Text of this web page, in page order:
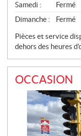
Samedi :
Fermé
Dimanche :
Fermé
Pièces et service
dehors des heures
OCCASION